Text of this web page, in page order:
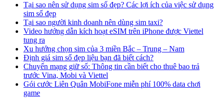
Tại sao nên sử dụng sim số đẹp? Các lợi ích của việc sử dụng
sim số đẹp
Tại sao người kinh doanh nên dùng sim taxi?
Video hướng dẫn kích hoạt eSIM trên iPhone được Viettel
tung ra
Xu hướng chọn sim của 3 miền Bắc – Trung – Nam
Định giá sim số đẹp liệu bạn đã biết cách?
Chuyển mạng giữ số: Thông tin cần biết cho thuê bao trả
trước Vina, Mobi và Viettel
Gói cước Liên Quân MobiFone miễn phí 100% data chơi
game